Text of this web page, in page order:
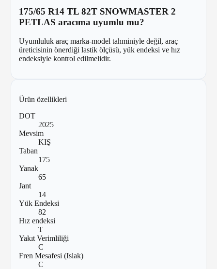
175/65 R14 TL 82T SNOWMASTER 2
PETLAS aracıma uyumlu mu?
Uyumluluk araç marka-model tahminiyle değil, araç
üreticisinin önerdiği lastik ölçüsü, yük endeksi ve hız
endeksiyle kontrol edilmelidir.
Ürün özellikleri
DOT
2025
Mevsim
KIŞ
Taban
175
Yanak
65
Jant
14
Yük Endeksi
82
Hız endeksi
T
Yakıt Verimliliği
C
Fren Mesafesi (Islak)
C